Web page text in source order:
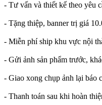
- Tư vấn và thiết kế theo yêu
- Tặng thiệp, banner trị giá
- Miễn phí ship khu vực nội
- Gửi ảnh sản phẩm trước,
- Giao xong chụp ảnh lại báo
- Thanh toán sau khi hoàn